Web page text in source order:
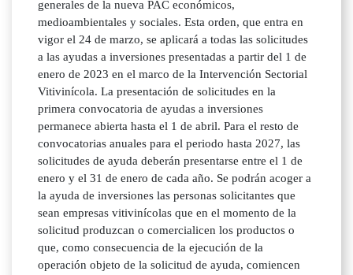
generales de la nueva PAC económicos,
medioambientales y sociales. Esta orden, que entra en
vigor el 24 de marzo, se aplicará a todas las solicitudes
a las ayudas a inversiones presentadas a partir del 1 de
enero de 2023 en el marco de la Intervención Sectorial
Vitivinícola. La presentación de solicitudes en la
primera convocatoria de ayudas a inversiones
permanece abierta hasta el 1 de abril. Para el resto de
convocatorias anuales para el periodo hasta 2027, las
solicitudes de ayuda deberán presentarse entre el 1 de
enero y el 31 de enero de cada año. Se podrán acoger a
la ayuda de inversiones las personas solicitantes que
sean empresas vitivinícolas que en el momento de la
solicitud produzcan o comercialicen los productos o
que, como consecuencia de la ejecución de la
operación objeto de la solicitud de ayuda, comiencen